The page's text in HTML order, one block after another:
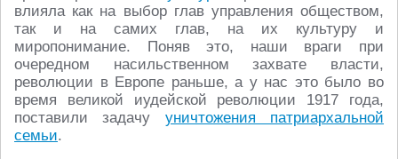
влияла как на выбор глав управления обществом,
так и на самих глав, на их культуру и
миропонимание. Поняв это, наши враги при
очередном насильственном захвате власти,
революции в Европе раньше, а у нас это было во
время великой иудейской революции 1917 года,
поставили задачу уничтожения патриархальной
семьи.